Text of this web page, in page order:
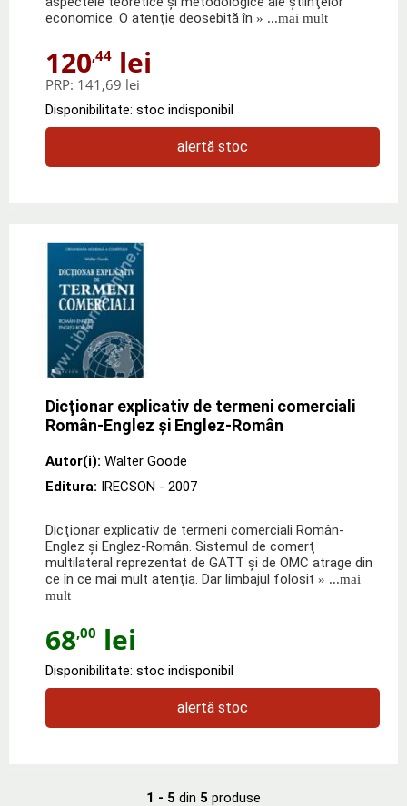
economice. O atenţie deosebită în » ...mai mult
120,44 lei
PRP: 141,69 lei
Disponibilitate: stoc indisponibil
alertă stoc
Dicţionar explicativ de termeni comerciali
Român-Englez şi Englez-Român
Autor(i): Walter Goode
Editura: IRECSON - 2007
Dicţionar explicativ de termeni comerciali Român-
Englez şi Englez-Român. Sistemul de comerţ
multilateral reprezentat de GATT şi de OMC atrage din
ce în ce mai mult atenţia. Dar limbajul folosit » ...mai
mult
68,00 lei
Disponibilitate: stoc indisponibil
alertă stoc
1 - 5 din 5 produse